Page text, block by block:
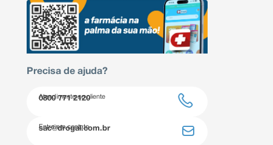
Precisa de ajuda?
Atendimento ao cliente
0800 771 2120
Entre em contato
sac@drogal.com.br